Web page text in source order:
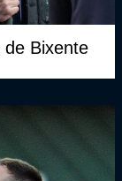
Bixente